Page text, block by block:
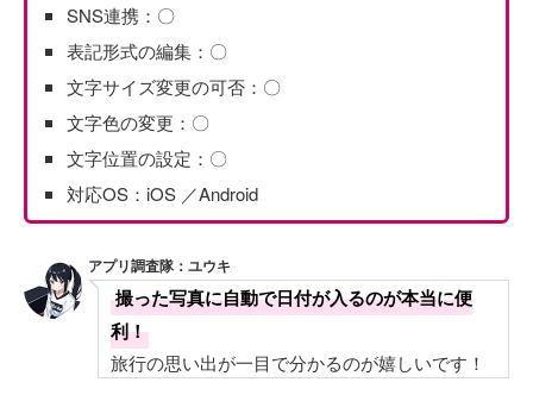
SNS連携：〇
表記形式の編集：〇
文字サイズ変更の可否：〇
文字色の変更：〇
文字位置の設定：〇
対応OS：iOS ／Android
アプリ調査隊：ユウキ
撮った写真に自動で日付が入るのが本当に便
利！
旅行の思い出が一目で分かるのが嬉しいです！